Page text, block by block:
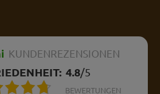
KUNDENREZENSIONEN
4.8/5
BEWERTUNGEN